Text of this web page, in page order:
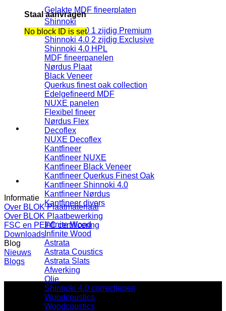
Gelakte MDF fineerplaten
Shinnoki
Shinnoki 4.0 1 zijdig Premium
Shinnoki 4.0 2 zijdig Exclusive
Shinnoki 4.0 HPL
MDF fineerpanelen
Nørdus Plaat
Black Veneer
Querkus finest oak collection
Edelgefineerd MDF
NUXE panelen
Flexibel fineer
Nørdus Flex
Decoflex
NUXE Decoflex
Kantfineer
Kantfineer NUXE
Kantfineer Black Veneer
Kantfineer Querkus Finest Oak
Kantfineer Shinnoki 4.0
Kantfineer Nørdus
Kantfineer divers
Infinite Wood
Infinite Wood
Astrata
Astrata Coustics
Astrata Slats
Afwerking
Olie
Shinnoki 4.0 correctiepen
Woodcoustics
Woodcoustics
Staal aanvragen
No block ID is set
Informatie
Over BLOK Plaatmateriaal
Over BLOK Plaatbewerking
FSC en PEFC certificering
Downloads
Blog
Nieuws
Blogs